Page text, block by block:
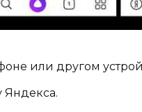
или другом
Яндекса.